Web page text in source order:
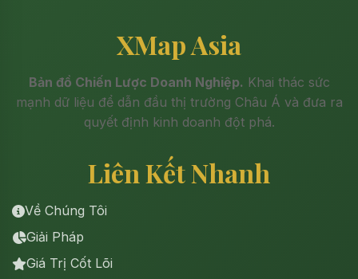
XMap Asia
Bản đồ Chiến Lược Doanh Nghiệp. Khai thác sức
mạnh dữ liệu để dẫn đầu thị trường Châu Á và đưa ra
quyết định kinh doanh đột phá.
Liên Kết Nhanh
Về Chúng Tôi
Giải Pháp
Giá Trị Cốt Lõi